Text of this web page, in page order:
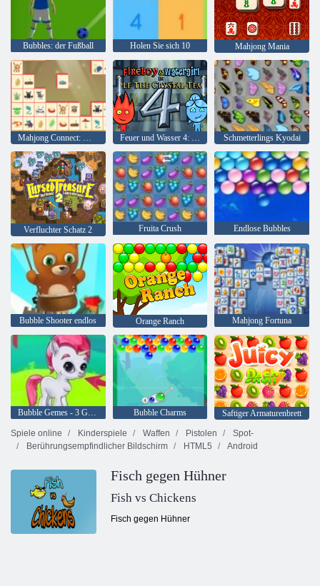
Bubbles: der Fußball Holen Sie sich 10 Mahjong Mania
Mahjong Connect: Woodventure Feuer und Wasser 4: Kristalltempel Schmetterlings Kyodai
Verfluchter Schatz 2 Fruita Crush Endlose Bubbles
Bubble Shooter endlos Orange Ranch Mahjong Fortuna
Bubble Gemes - 3 Gewinnt Bubble Charms
Saftiger Armaturenbrett
Spiele online
Kinderspiele Waffen Pistolen
Spot-
Berührungsempfindlicher Bildschirm
HTML5 Android
Fisch gegen Hühner
Fish vs Chickens
Fisch gegen Hühner